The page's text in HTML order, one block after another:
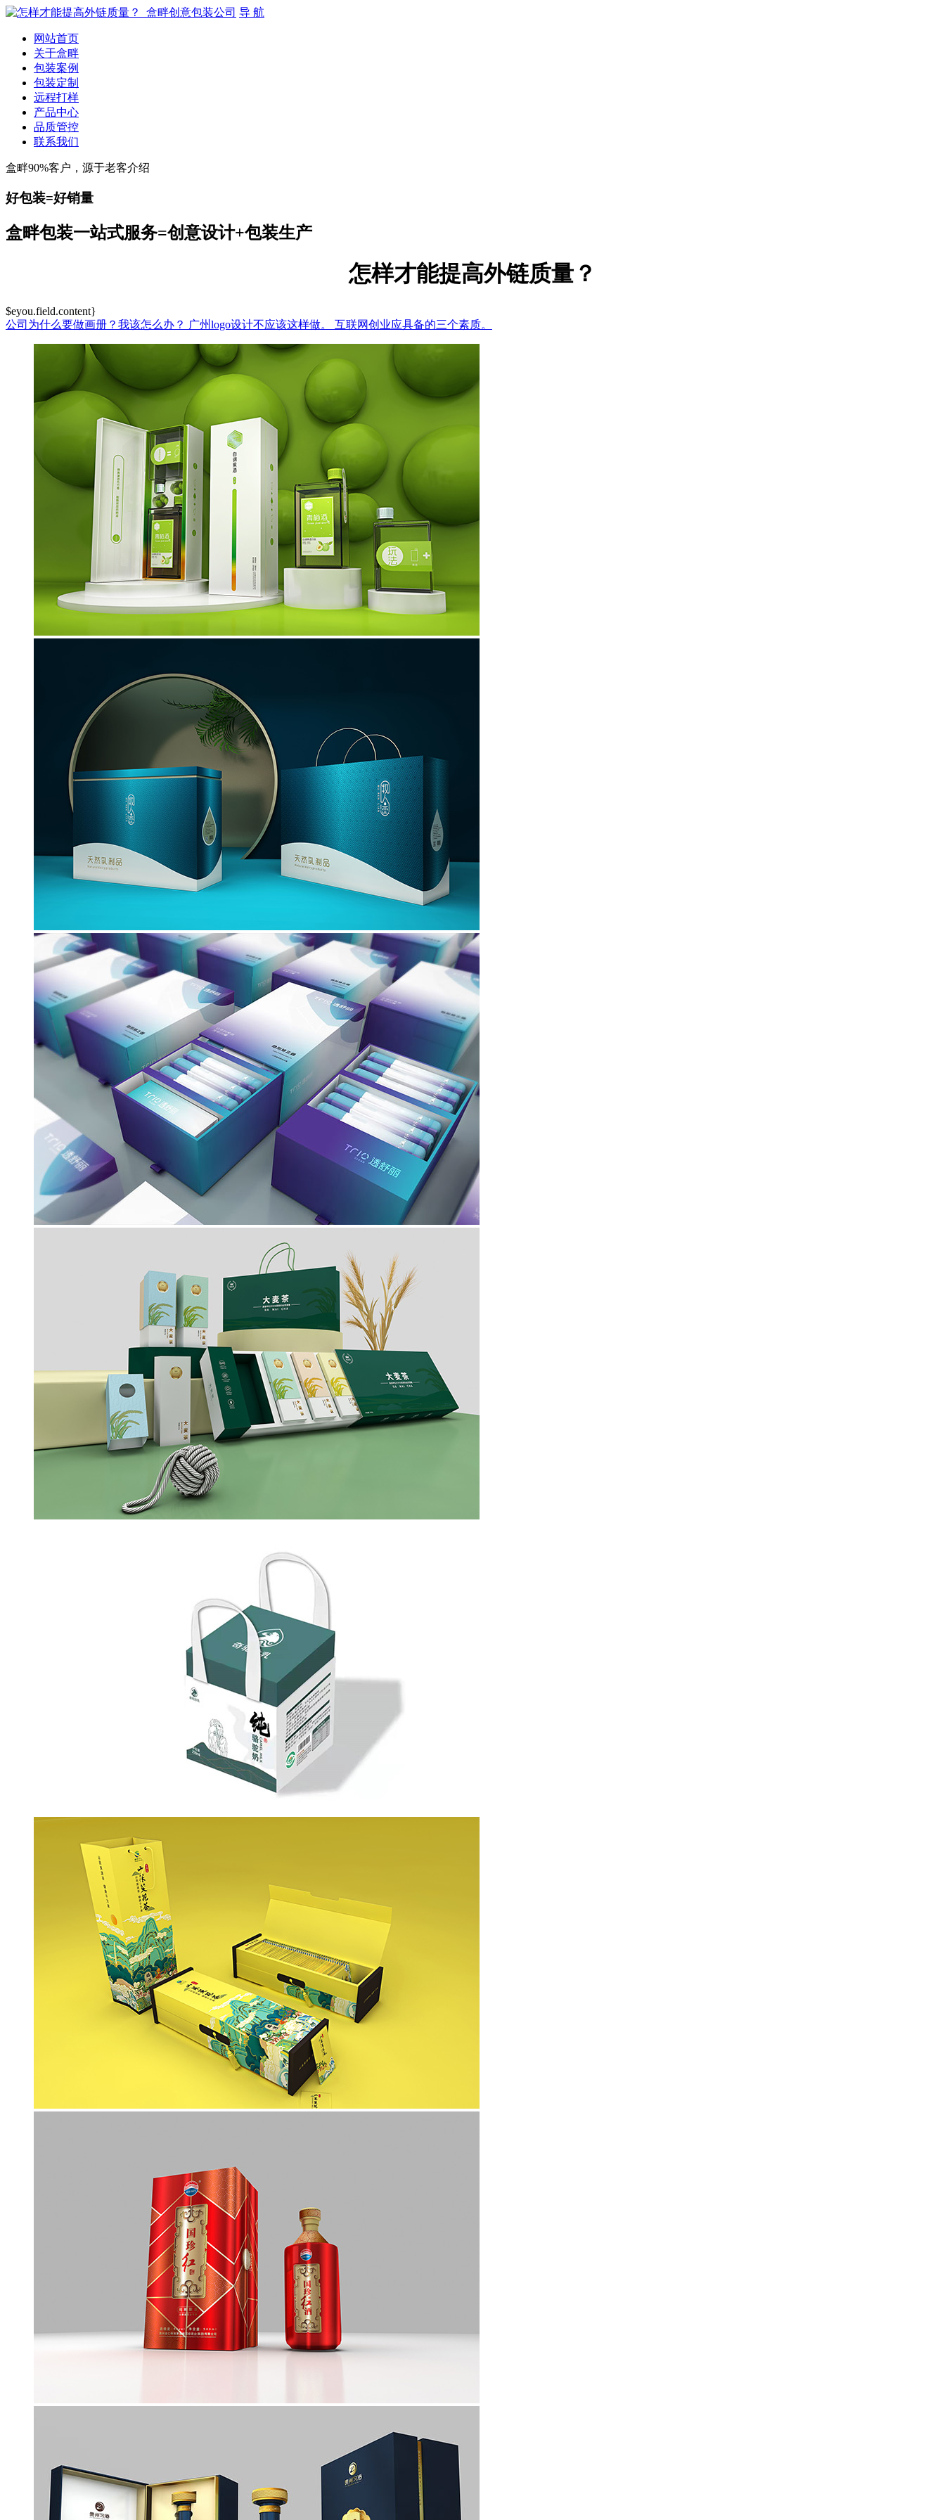
导 航
网站首页
关于盒畔
包装案例
包装定制
远程打样
产品中心
品质管控
联系我们
盒畔90%客户，源于老客介绍
好包装=好销量
盒畔包装一站式服务=创意设计+包装生产
怎样才能提高外链质量？
$eyou.field.content}
公司为什么要做画册？我该怎么办？ 广州logo设计不应该这样做。 互联网创业应具备的三个素质。